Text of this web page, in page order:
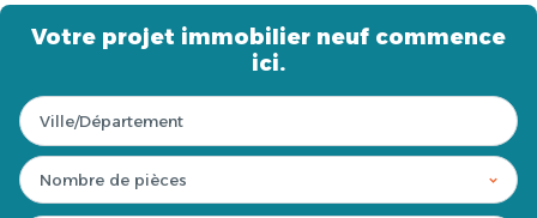
Votre projet immobilier neuf commence
ici.